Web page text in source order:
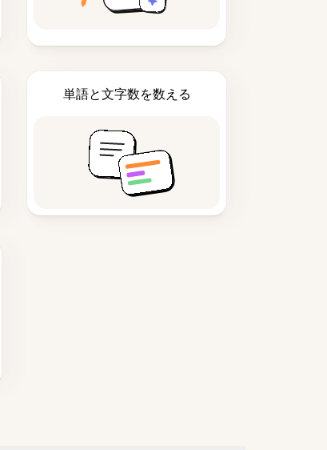
単語と文字数を数える